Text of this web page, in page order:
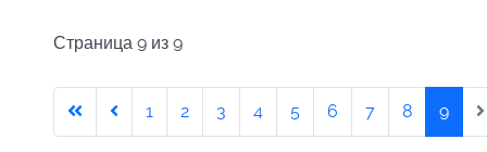
Страница 9 из 9
1 2 3 4 5 6 7 8 9